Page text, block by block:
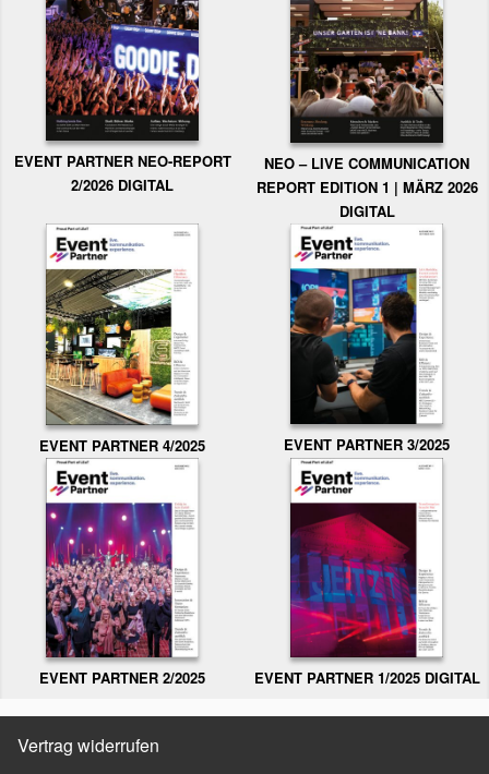
EVENT PARTNER NEO-REPORT
2/2026 DIGITAL
NEO – LIVE COMMUNICATION
REPORT EDITION 1 | MÄRZ 2026
DIGITAL
EVENT PARTNER 4/2025 EVENT PARTNER 3/2025
EVENT PARTNER 2/2025 EVENT PARTNER 1/2025 DIGITAL
Vertrag widerrufen